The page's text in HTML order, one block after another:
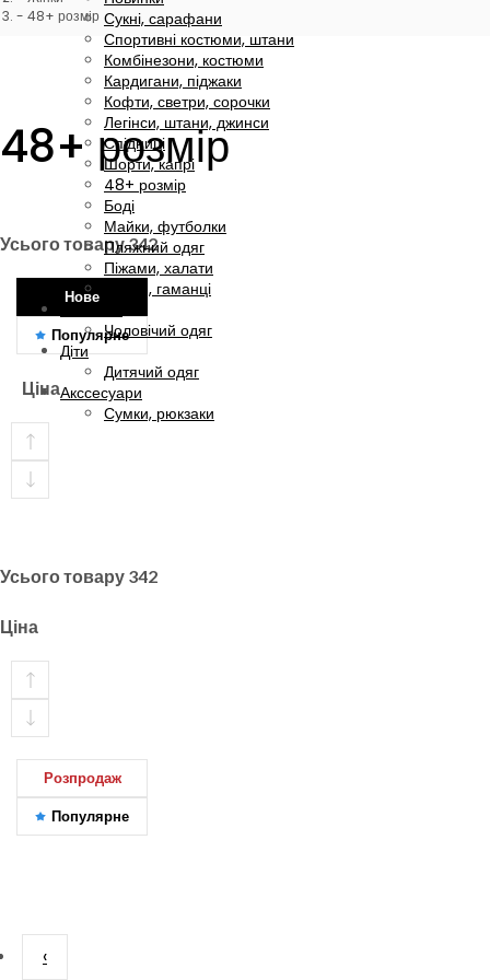
Сукні, сарафани
Спортивні костюми, штани
Комбінезони, костюми
Кардигани, піджаки
Кофти, светри, сорочки
Легінси, штани, джинси
Спідниці
Шорти, капрі
48+ розмір
Боді
Майки, футболки
Пляжний одяг
Піжами, халати
Сумки, гаманці
Чоловічий одяг
Діти
Дитячий одяг
Акссесуари
Сумки, рюкзаки
48+ розмір
48+ розмір
Усього товару342
Нове
Популярне
Ціна
Усього товару 342
Ціна
Розпродаж
Популярне
‹